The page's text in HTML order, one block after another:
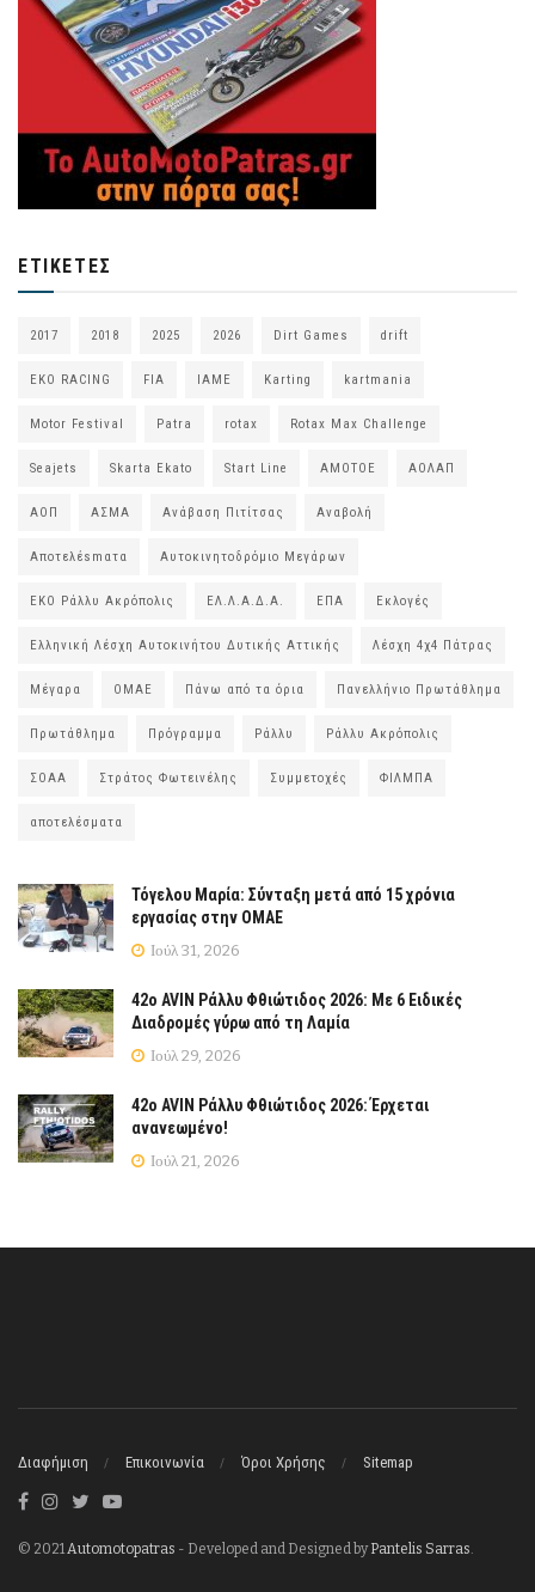
ΕΤΙΚΈΤΕΣ
2017 2018 2025 2026 Dirt Games drift
EKO RACING FIA IAME Karting kartmania
Motor Festival Patra rotax Rotax Max Challenge
Seajets Skarta Ekato Start Line ΑΜΟΤΟΕ ΑΟΛΑΠ
ΑΟΠ ΑΣΜΑ Ανάβαση Πιτίτσας Αναβολή
Αποτελέsmατα Αυτοκινητοδρόμιο Μεγάρων
ΕΚΟ Ράλλυ Ακρόπολις ΕΛ.Λ.Α.Δ.Α. ΕΠΑ Εκλογές
Ελληνική Λέσχη Αυτοκινήτου Δυτικής Αττικής Λέσχη 4χ4 Πάτρας
Μέγαρα ΟΜΑΕ Πάνω από τα όρια Πανελλήνιο Πρωτάθλημα
Πρωτάθλημα Πρόγραμμα Ράλλυ Ράλλυ Ακρόπολις
ΣΟΑΑ Στράτος Φωτεινέλης Συμμετοχές ΦΙΛΜΠΑ
αποτελέσματα
Τόγελου Μαρία: Σύνταξη μετά από 15 χρόνια
εργασίας στην ΟΜΑΕ
Ιούλ 31, 2026
42ο AVIN Ράλλυ Φθιώτιδος 2026: Με 6 Ειδικές
Διαδρομές γύρω από τη Λαμία
Ιούλ 29, 2026
42ο AVIN Ράλλυ Φθιώτιδος 2026: Έρχεται
ανανεωμένο!
Ιούλ 21, 2026
Διαφήμιση Επικοινωνία Όροι Χρήσης Sitemap
© 2021Automotopatras - Developed and Designed byPantelis Sarras.